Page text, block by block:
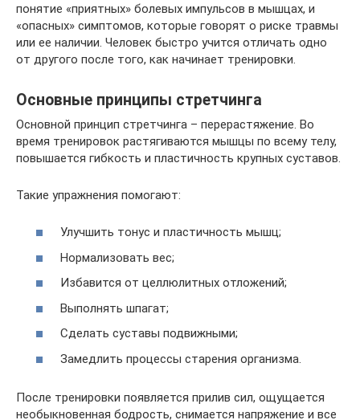
понятие «приятных» болевых импульсов в мышцах, и
«опасных» симптомов, которые говорят о риске травмы
или ее наличии. Человек быстро учится отличать одно
от другого после того, как начинает тренировки.
Основные принципы стретчинга
Основной принцип стретчинга – перерастяжение. Во
время тренировок растягиваются мышцы по всему телу,
повышается гибкость и пластичность крупных суставов.
Такие упражнения помогают:
Улучшить тонус и пластичность мышц;
Нормализовать вес;
Избавится от целлюлитных отложений;
Выполнять шпагат;
Сделать суставы подвижными;
Замедлить процессы старения организма.
После тренировки появляется прилив сил, ощущается
необыкновенная бодрость, снимается напряжение и все